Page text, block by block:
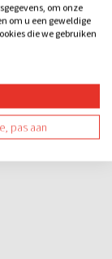
om onze
om u een geweldige
die we gebruiken
pas aan